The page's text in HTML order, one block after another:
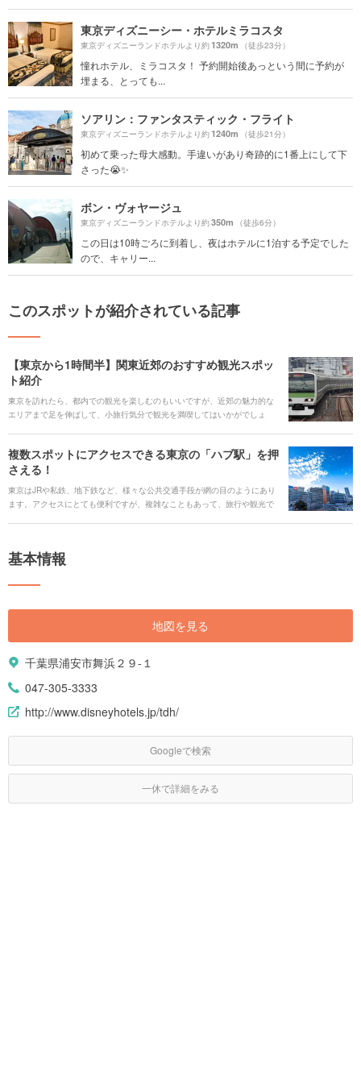
東京ディズニーシー・ホテルミラコスタ
東京ディズニーランドホテルより約1320m （徒歩23分）
憧れホテル、ミラコスタ！ 予約開始後あっという間に予約が
埋まる、とっても...
ソアリン：ファンタスティック・フライト
東京ディズニーランドホテルより約1240m （徒歩21分）
初めて乗った母大感動。手違いがあり奇跡的に1番上にして下
さった😭✨️
ボン・ヴォヤージュ
東京ディズニーランドホテルより約350m （徒歩6分）
この日は10時ごろに到着し、夜はホテルに1泊する予定でした
ので、キャリー...
このスポットが紹介されている記事
【東京から1時間半】関東近郊のおすすめ観光スポッ
ト紹介
東京を訪れたら、都内での観光を楽しむのもいいですが、近郊の魅力的な
エリアまで足を伸ばして、小旅行気分で観光を満喫してはいかがでしょ
けるエリアと、そのエリアおすすめのスポットをご紹介します。
複数スポットにアクセスできる東京の「ハブ駅」を押
さえる！
東京はJRや私鉄、地下鉄など、様々な公共交通手段が網の目のようにあり
ます。アクセスにとても便利ですが、複雑なこともあって、旅行や観光で
違いなしです。 今回は、東京でも特に利用しやすい「ハブ駅」と、それぞ
基本情報
地図を見る
千葉県浦安市舞浜２９-１
047-305-3333
http://www.disneyhotels.jp/tdh/
Googleで検索
一休で詳細をみる